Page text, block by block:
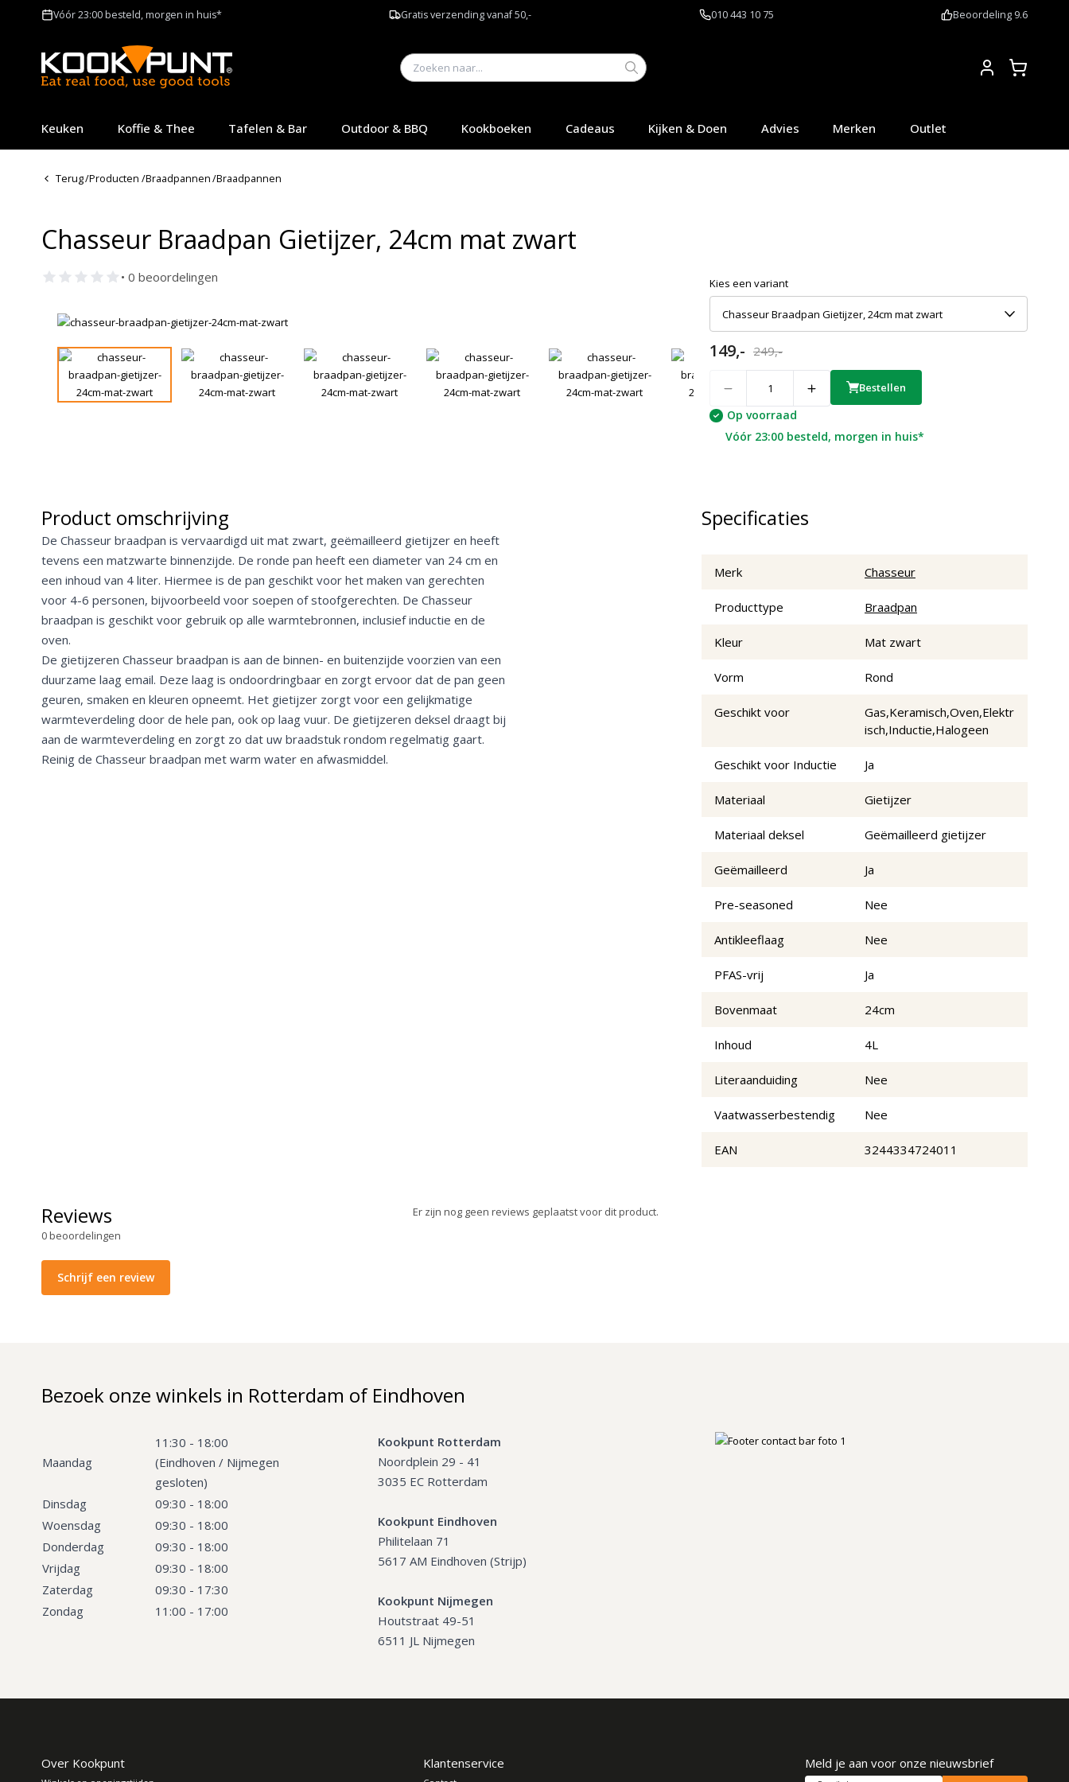
Vóór 23:00 besteld, morgen in huis* Gratis verzending vanaf 50,- 010 443 10 75 Beoordeling 9.6
Keuken Koffie & Thee Tafelen & Bar Outdoor & BBQ Kookboeken Cadeaus Kijken & Doen Advies Merken Outlet
Terug/Producten /Braadpannen/Braadpannen
Chasseur Braadpan Gietijzer, 24cm mat zwart
• 0 beoordelingen Kies een variant
Chasseur Braadpan Gietijzer, 24cm mat zwart
149,- 249,-
Bestellen
Op voorraad
Vóór 23:00 besteld, morgen in huis*
Product omschrijving
De Chasseur braadpan is vervaardigd uit mat zwart, geëmailleerd gietijzer en heeft
tevens een matzwarte binnenzijde. De ronde pan heeft een diameter van 24 cm en
een inhoud van 4 liter. Hiermee is de pan geschikt voor het maken van gerechten
voor 4-6 personen, bijvoorbeeld voor soepen of stoofgerechten. De Chasseur
braadpan is geschikt voor gebruik op alle warmtebronnen, inclusief inductie en de
oven.
De gietijzeren Chasseur braadpan is aan de binnen- en buitenzijde voorzien van een
duurzame laag email. Deze laag is ondoordringbaar en zorgt ervoor dat de pan geen
geuren, smaken en kleuren opneemt. Het gietijzer zorgt voor een gelijkmatige
warmteverdeling door de hele pan, ook op laag vuur. De gietijzeren deksel draagt bij
aan de warmteverdeling en zorgt zo dat uw braadstuk rondom regelmatig gaart.
Reinig de Chasseur braadpan met warm water en afwasmiddel.
Specificaties
Merk Chasseur
Producttype Braadpan
Kleur Mat zwart
Vorm Rond
Geschikt voor
Gas,Keramisch,Oven,Elektr
isch,Inductie,Halogeen
Geschikt voor Inductie Ja
Materiaal Gietijzer
Materiaal deksel Geëmailleerd gietijzer
Geëmailleerd Ja
Pre-seasoned Nee
Antikleeflaag Nee
PFAS-vrij Ja
Bovenmaat 24cm
Inhoud 4L
Literaanduiding Nee
Vaatwasserbestendig Nee
EAN 3244334724011
Reviews
0beoordelingen
Schrijf een review
Er zijn nog geen reviews geplaatst voor dit product.
Bezoek onze winkels in Rotterdam of Eindhoven
Maandag
11:30 - 18:00
(Eindhoven / Nijmegen
gesloten)
Dinsdag
09:30 - 18:00
Woensdag
09:30 - 18:00
Donderdag
09:30 - 18:00
Vrijdag
09:30 - 18:00
Zaterdag
09:30 - 17:30
Zondag
11:00 - 17:00
Kookpunt Rotterdam
Noordplein 29 - 41
3035 EC Rotterdam
Kookpunt Eindhoven
Philitelaan 71
5617 AM Eindhoven (Strijp)
Kookpunt Nijmegen
Houtstraat 49-51
6511 JL Nijmegen
Over Kookpunt Klantenservice Meld je aan voor onze nieuwsbrief